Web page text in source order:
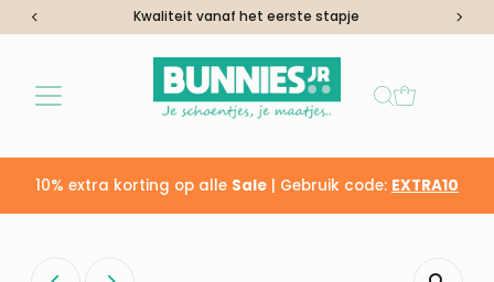
Ga naar inhoudKwaliteit vanaf het eerste stapje
10% extra korting op alle Sale | Gebruik code: EXTRA10